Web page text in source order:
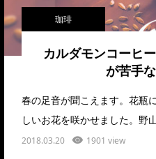
珈琲
カルダモンコーヒ
が苦手
春の足音が聞こえます。花瓶
しいお花を咲かせました。野
2018.03.20 1901 view